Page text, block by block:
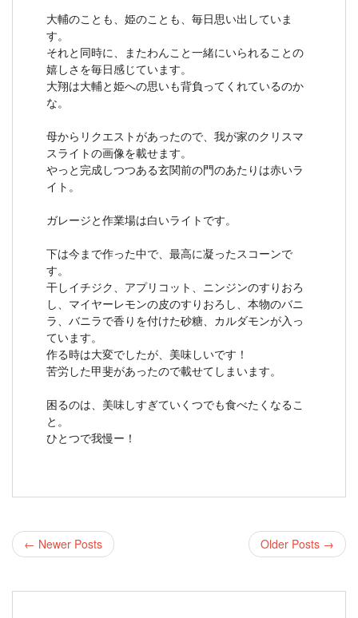
大輔のことも、姫のことも、毎日思い出していま
す。
それと同時に、またわんこと一緒にいられることの
嬉しさを毎日感じています。
大翔は大輔と姫への思いも背負ってくれているのか
な。
母からリクエストがあったので、我が家のクリスマ
スライトの画像を載せます。
やっと完成しつつある玄関前の門のあたりは赤いラ
イト。
ガレージと作業場は白いライトです。
下は今まで作った中で、最高に凝ったスコーンで
す。
干しイチジク、アプリコット、ニンジンのすりおろ
し、マイヤーレモンの皮のすりおろし、本物のバニ
ラ、バニラで香りを付けた砂糖、カルダモンが入っ
ています。
作る時は大変でしたが、美味しいです！
苦労した甲斐があったので載せてしまいます。
困るのは、美味しすぎていくつでも食べたくなるこ
と。
ひとつで我慢ー！
← Newer Posts Older Posts →